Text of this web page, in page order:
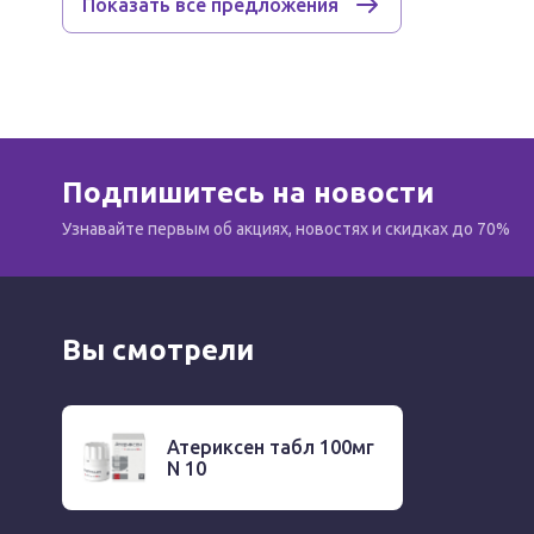
Особые указания
Применение препарата Атериксен возможно
При развитии побочного действия необходимо
Влияние на способность управлять
Показать все предложения
Подпишитесь на новости
Узнавайте первым об акциях, новостях и скидках до 70%
Вы смотрели
Атериксен табл 100мг
N 10